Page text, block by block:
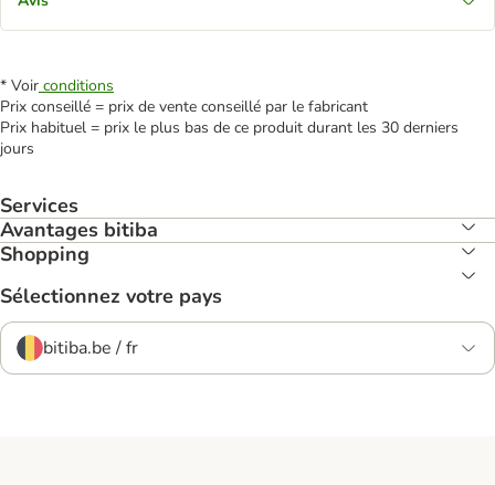
* Voir conditions
Prix conseillé = prix de vente conseillé par le fabricant
Prix habituel = prix le plus bas de ce produit durant les 30 derniers
jours
Services
Avantages bitiba
Shopping
Sélectionnez votre pays
bitiba.be / fr